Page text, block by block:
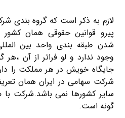
لازم به ذکر است که گروه بندی
پیرو قوانین حقوقی همان
شدن طبقه بندی واحد بین
وجود ندارد و لو فراتر از آن
جایگاه خویش در هر مملکت را
شرکت سهامی در ایران همان
سایر کشورها نمی باشد.شرکت
گونه است.